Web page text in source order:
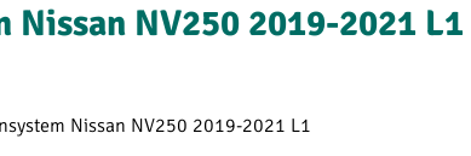
Nissan NV250 2019-2021 L1